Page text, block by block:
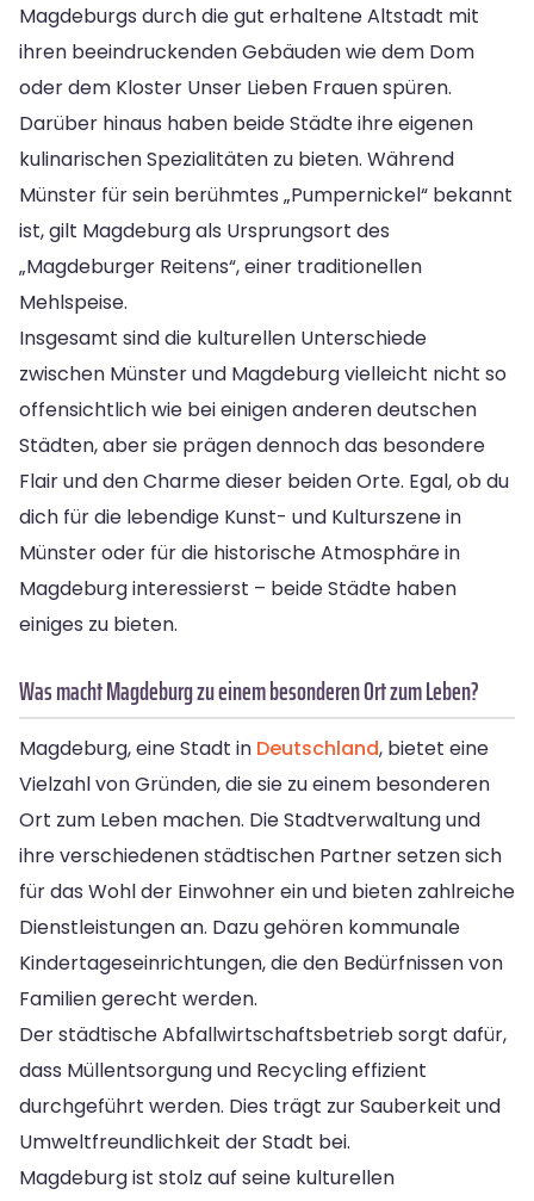
Magdeburgs durch die gut erhaltene Altstadt mit
ihren beeindruckenden Gebäuden wie dem Dom
oder dem Kloster Unser Lieben Frauen spüren.
Darüber hinaus haben beide Städte ihre eigenen
kulinarischen Spezialitäten zu bieten. Während
Münster für sein berühmtes „Pumpernickel“ bekannt
ist, gilt Magdeburg als Ursprungsort des
„Magdeburger Reitens“, einer traditionellen
Mehlspeise.
Insgesamt sind die kulturellen Unterschiede
zwischen Münster und Magdeburg vielleicht nicht so
offensichtlich wie bei einigen anderen deutschen
Städten, aber sie prägen dennoch das besondere
Flair und den Charme dieser beiden Orte. Egal, ob du
dich für die lebendige Kunst- und Kulturszene in
Münster oder für die historische Atmosphäre in
Magdeburg interessierst – beide Städte haben
einiges zu bieten.
Was macht Magdeburg zu einem besonderen Ort zum Leben?
Magdeburg, eine Stadt in Deutschland, bietet eine
Vielzahl von Gründen, die sie zu einem besonderen
Ort zum Leben machen. Die Stadtverwaltung und
ihre verschiedenen städtischen Partner setzen sich
für das Wohl der Einwohner ein und bieten zahlreiche
Dienstleistungen an. Dazu gehören kommunale
Kindertageseinrichtungen, die den Bedürfnissen von
Familien gerecht werden.
Der städtische Abfallwirtschaftsbetrieb sorgt dafür,
dass Müllentsorgung und Recycling effizient
durchgeführt werden. Dies trägt zur Sauberkeit und
Umweltfreundlichkeit der Stadt bei.
Magdeburg ist stolz auf seine kulturellen